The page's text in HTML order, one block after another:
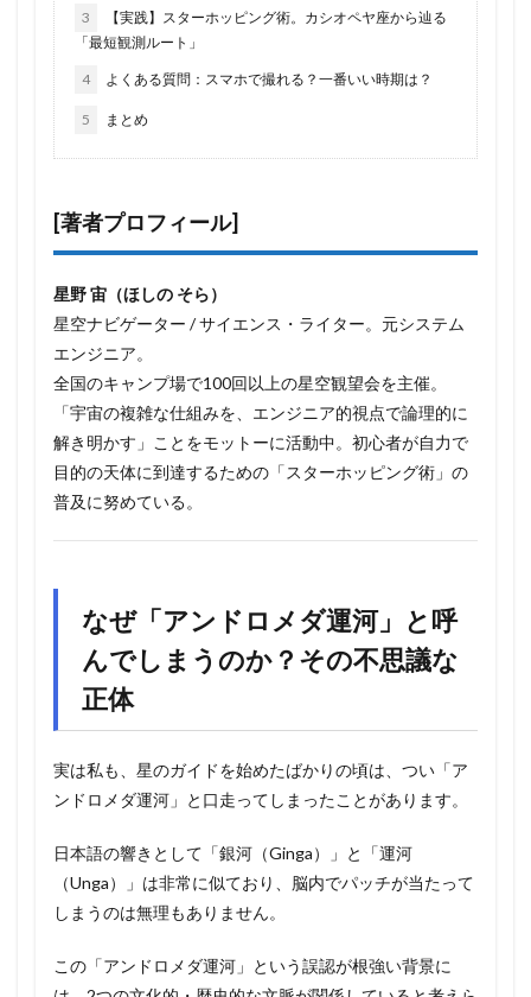
3
【実践】スターホッピング術。カシオペヤ座から辿る
「最短観測ルート」
4 よくある質問：スマホで撮れる？一番いい時期は？
5 まとめ
[著者プロフィール]
星野 宙（ほしの そら）
星空ナビゲーター / サイエンス・ライター。元システム
エンジニア。
全国のキャンプ場で100回以上の星空観望会を主催。
「宇宙の複雑な仕組みを、エンジニア的視点で論理的に
解き明かす」ことをモットーに活動中。初心者が自力で
目的の天体に到達するための「スターホッピング術」の
普及に努めている。
なぜ「アンドロメダ運河」と呼
んでしまうのか？その不思議な
正体
実は私も、星のガイドを始めたばかりの頃は、つい「ア
ンドロメダ運河」と口走ってしまったことがあります。
日本語の響きとして「銀河（Ginga）」と「運河
（Unga）」は非常に似ており、脳内でパッチが当たって
しまうのは無理もありません。
この「アンドロメダ運河」という誤認が根強い背景に